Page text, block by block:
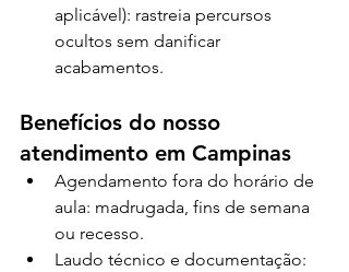
aplicável): rastreia percursos
ocultos sem danificar
acabamentos.
Benefícios do nosso
atendimento em Campinas
Agendamento fora do horário de
aula: madrugada, fins de semana
ou recesso.
Laudo técnico e documentação: